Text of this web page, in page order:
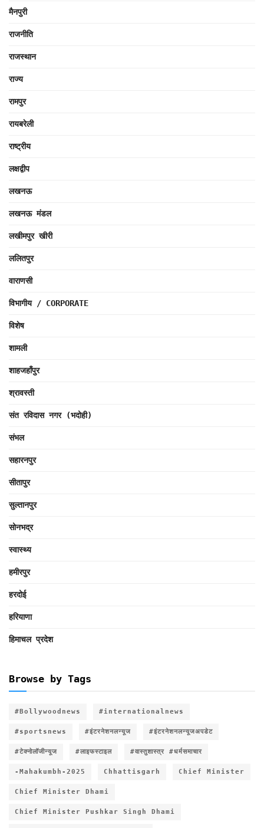
मैनपुरी
राजनीति
राजस्थान
राज्य
रामपुर
रायबरेली
राष्ट्रीय
लक्षद्वीप
लखनऊ
लखनऊ मंडल
लखीमपुर खीरी
ललितपुर
वाराणसी
विभागीय / CORPORATE
विशेष
शामली
शाहजहाँपुर
श्रावस्ती
संत रविदास नगर (भदोही)
संभल
सहारनपुर
सीतापुर
सुल्तानपुर
सोनभद्र
स्वास्थ्य
हमीरपुर
हरदोई
हरियाणा
हिमाचल प्रदेश
Browse by Tags
#Bollywoodnews #internationalnews
#sportsnews #इंटरनेशनलन्यूज #इंटरनेशनलन्यूजअपडेट
#टेक्नोलॉजीन्यूज #लाइफस्टाइल #वास्तुशास्त्र #धर्मसमाचार
-Mahakumbh-2025 Chhattisgarh Chief Minister
Chief Minister Dhami
Chief Minister Pushkar Singh Dhami